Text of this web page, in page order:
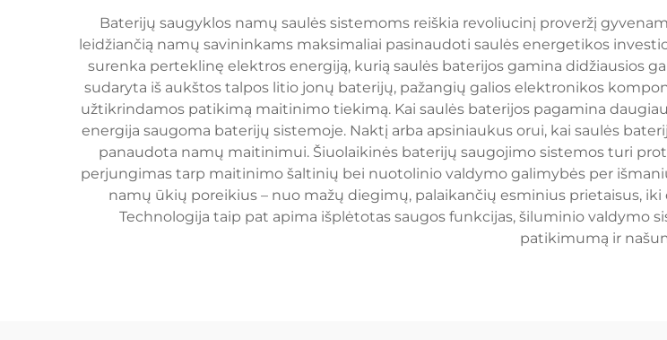
Baterijų saugyklos namų saulės sistemoms reiškia revoliucinį proveržį
leidžiančią namų savininkams maksimaliai pasinaudoti saulės energetikos
surenka perteklinę elektros energiją, kurią saulės baterijos gamina didžiausios
sudaryta iš aukštos talpos litio jonų baterijų, pažangių galios elektronikos
užtikrindamos patikimą maitinimo tiekimą. Kai saulės baterijos pagamina
energija saugoma baterijų sistemoje. Naktį arba apsiniaukus orui, kai saulės
panaudota namų maitinimui. Šiuolaikinės baterijų saugojimo sistemos turi
perjungimas tarp maitinimo šaltinių bei nuotolinio valdymo galimybės per
namų ūkių poreikius – nuo mažų diegimų, palaikančių esminius prietaisus,
Technologija taip pat apima išplėtotas saugos funkcijas, šiluminio valdymo
patikimumą ir